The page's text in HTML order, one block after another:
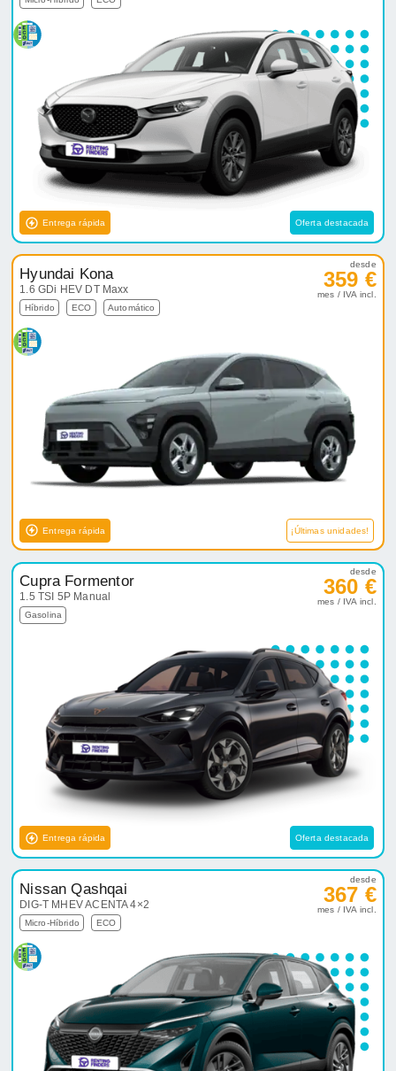
Entrega rápida Oferta destacada
Hyundai Kona
1.6 GDi HEV DT Maxx
Híbrido ECO Automático
desde
359 €
mes / IVA incl.
Entrega rápida ¡Últimas unidades!
Cupra Formentor
1.5 TSI 5P Manual
Gasolina
desde
360 €
mes / IVA incl.
Entrega rápida Oferta destacada
Nissan Qashqai
DIG-T MHEV ACENTA 4×2
Micro-Híbrido ECO
desde
367 €
mes / IVA incl.